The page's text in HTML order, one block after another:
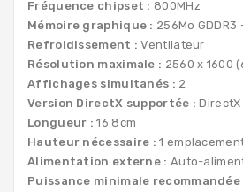
Fréquence chipset : 800MHz
Mémoire graphique : 256Mo GDDR3
Refroidissement : Ventilateur
Résolution maximale : 2560 x 1600
Affichages simultanés : 2
Version DirectX supportée : DirectX
Longueur : 16.8cm
Hauteur nécessaire : 1
Alimentation externe : Auto-
Puissance minimale recommandée